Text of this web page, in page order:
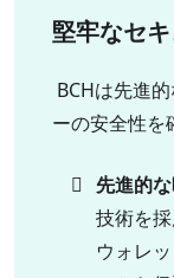
堅牢なセ
BCHは先進
ーの安全性を
先進的
技術を
ウォレ